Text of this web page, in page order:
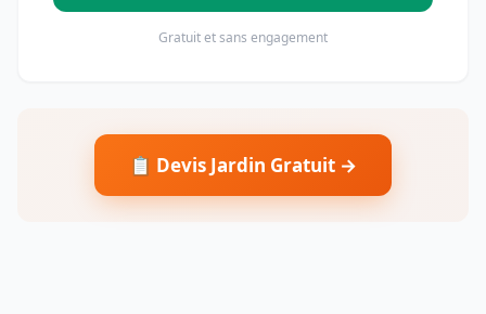
Gratuit et sans engagement
📋 Devis Jardin Gratuit →